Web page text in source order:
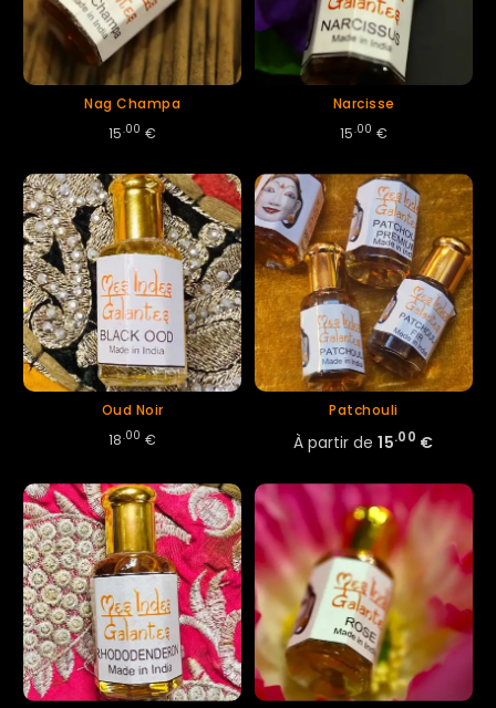
Nag Champa
15.00 €
Narcisse
15.00 €
Oud Noir
18.00 €
Patchouli
À partir de 15.00 €